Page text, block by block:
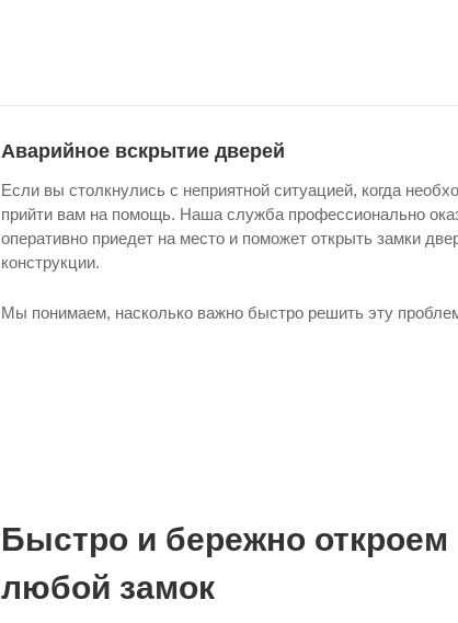
Аварийное вскрытие дверей
Если вы столкнулись с неприятной ситуацией, когда
прийти вам на помощь. Наша служба профессионально
оперативно приедет на место и поможет открыть замки
конструкции.
Мы понимаем, насколько важно быстро решить эту
Быстро и бережно откроем
любой замок